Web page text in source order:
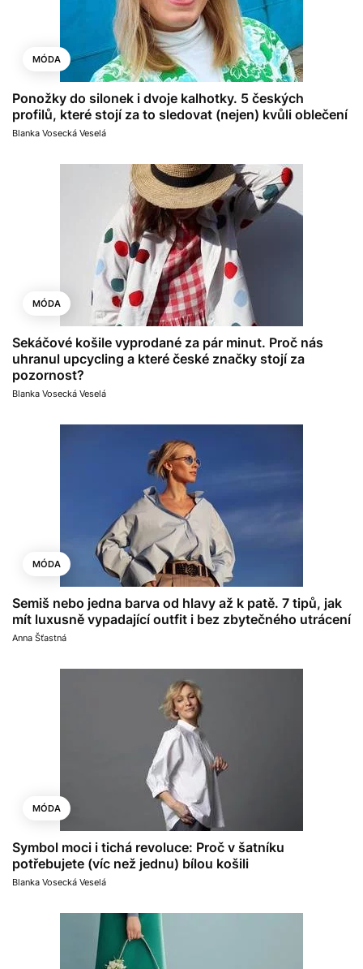
MÓDA
Ponožky do silonek i dvoje kalhotky. 5 českých
profilů, které stojí za to sledovat (nejen) kvůli oblečení
Blanka Vosecká Veselá
MÓDA
Sekáčové košile vyprodané za pár minut. Proč nás
uhranul upcycling a které české značky stojí za
pozornost?
Blanka Vosecká Veselá
MÓDA
Semiš nebo jedna barva od hlavy až k patě. 7 tipů, jak
mít luxusně vypadající outfit i bez zbytečného utrácení
Anna Šťastná
MÓDA
Symbol moci i tichá revoluce: Proč v šatníku
potřebujete (víc než jednu) bílou košili
Blanka Vosecká Veselá